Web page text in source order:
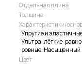
Отдельная длина
Толщина
Характеристики/
Упругие и
Ультра-лёгкие:
ровные. Насыщенный
Цвет